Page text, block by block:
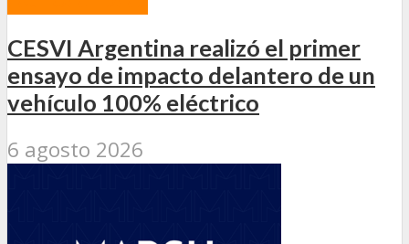
CESVI Argentina realizó el primer
ensayo de impacto delantero de un
vehículo 100% eléctrico
6 agosto 2026